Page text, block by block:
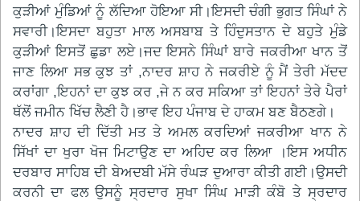
ਕੁੜੀਆਂ ਮੁੰਡਿਆਂ ਨੂੰ ਲੱਦਿਆ ਹੋਇਆ ਸੀ।ਇਸਦੀ ਚੰਗੀ ਭੁਗਤ ਸਿੰਘਾਂ ਨੇ
ਸਵਾਰੀ।ਇਸਦਾ ਬਹੁਤਾ ਮਾਲ ਅਸਬਾਬ ਤੇ ਹਿੰਦੁਸਤਾਨ ਦੇ ਬਹੁਤੇ ਮੁੰਡੇ
ਕੁੜੀਆਂ ਇਸਤੋਂ ਛੁਡਾ ਲਏ।ਜਦ ਇਸਨੇ ਸਿੰਘਾਂ ਬਾਰੇ ਜਕਰੀਆ ਖਾਨ ਤੋਂ
ਜਾਣ ਲਿਆ ਸਭ ਕੁਝ ਤਾਂ ,ਨਾਦਰ ਸ਼ਾਹ ਨੇ ਜਕਰੀਏ ਨੂੰ ਮੈਂ ਤੇਰੀ ਮੱਦਦ
ਕਰਾਂਗਾ ,ਇਹਨਾਂ ਦਾ ਕੁਝ ਕਰ ,ਜੇ ਨ ਕਰ ਸਕਿਆ ਤਾਂ ਇਹਨਾਂ ਤੇਰੇ ਪੈਰਾਂ
ਥੱਲੋਂ ਜਮੀਨ ਖਿੱਚ ਲੈਣੀ ਹੈ।ਭਾਵ ਇਹ ਪੰਜਾਬ ਦੇ ਹਾਕਮ ਬਣ ਬੈਠਣਗੇ।
ਨਾਦਰ ਸ਼ਾਹ ਦੀ ਦਿੱਤੀ ਮਤ ਤੇ ਅਮਲ ਕਰਦਿਆਂ ਜਕਰੀਆ ਖਾਨ ਨੇ
ਸਿੱਖਾਂ ਦਾ ਖੁਰਾ ਖੋਜ ਮਿਟਾਉਣ ਦਾ ਅਹਿਦ ਕਰ ਲਿਆ ।ਇਸ ਅਧੀਨ
ਦਰਬਾਰ ਸਾਹਿਬ ਦੀ ਬੇਅਦਬੀ ਮੱਸੇ ਰੰਘੜ ਦੁਆਰਾ ਕੀਤੀ ਗਈ।ਉਸਦੀ
ਕਰਨੀ ਦਾ ਫਲ ਉਸਨੂੰ ਸ੍ਰਦਾਰ ਸੁਖਾ ਸਿੰਘ ਮਾੜੀ ਕੰਬੋ ਤੇ ਸ੍ਰਦਾਰ